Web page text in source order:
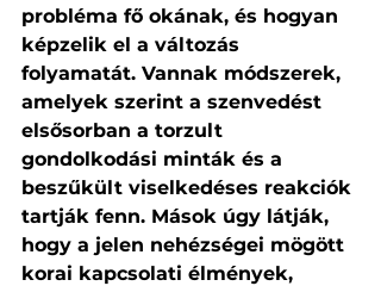
probléma fő okának, és hogyan
képzelik el a változás
folyamatát. Vannak módszerek,
amelyek szerint a szenvedést
elsősorban a torzult
gondolkodási minták és a
beszűkült viselkedéses reakciók
tartják fenn. Mások úgy látják,
hogy a jelen nehézségei mögött
korai kapcsolati élmények,